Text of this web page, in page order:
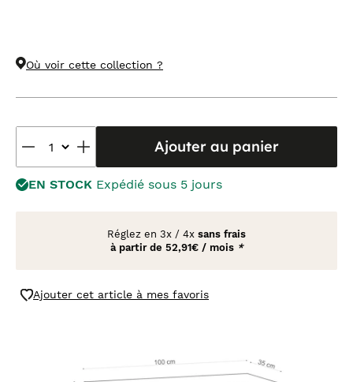
Où voir cette collection ?
Ajouter au panier
EN STOCK Expédié sous 5 jours
Réglez en 3x / 4x sans frais
à partir de 52,91€ / mois *
Ajouter cet article à mes favoris